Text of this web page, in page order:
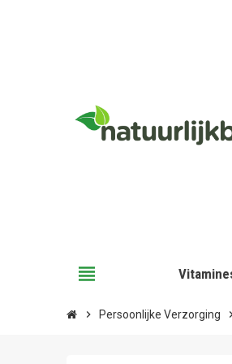
view_headline
chevron_right Persoonlijke Verzorging